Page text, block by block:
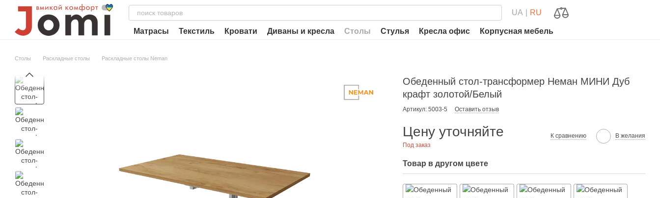
Перейти к основному контенту
UA RU
Матрасы Текстиль Кровати Диваны и кресла Столы Стулья Кресла офис Корпусная мебель
Столы Раскладные столы Раскладные столы Neman
Обеденный стол-трансформер Неман МИНИ Дуб
крафт золотой/Белый
Артикул: 5003-5 Оставить отзыв
Цену уточняйте
Под заказ
К сравнению В желания
Товар в другом цвете